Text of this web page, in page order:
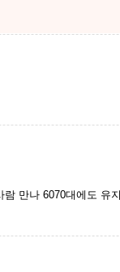
만나 6070대에도 유